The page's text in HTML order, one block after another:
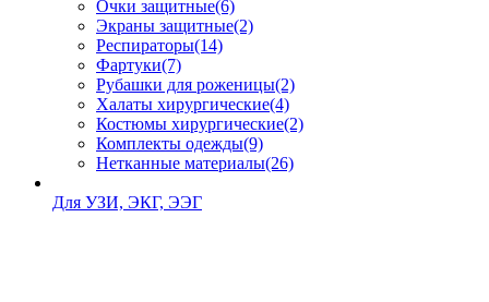
Очки защитные(6)
Экраны защитные(2)
Рeспираторы(14)
Фартуки(7)
Рубашки для роженицы(2)
Халаты хирургические(4)
Костюмы хирургические(2)
Комплекты одежды(9)
Нетканные материалы(26)
Для УЗИ, ЭКГ, ЭЭГ